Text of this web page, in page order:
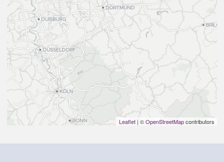
Leaflet | ©OpenStreetMapcontributors